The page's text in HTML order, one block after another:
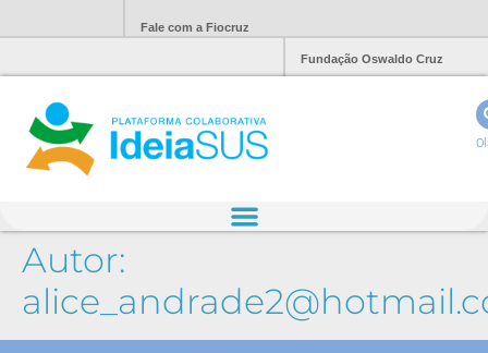
Fale com a Fiocruz
Fundação Oswaldo Cruz
Autor: